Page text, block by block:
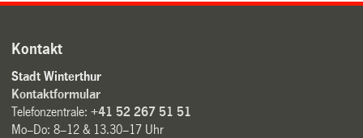
Kontakt
Stadt Winterthur
Kontaktformular
Telefonzentrale:+41 52 267 51 51
Mo–Do: 8–12 & 13.30–17 Uhr